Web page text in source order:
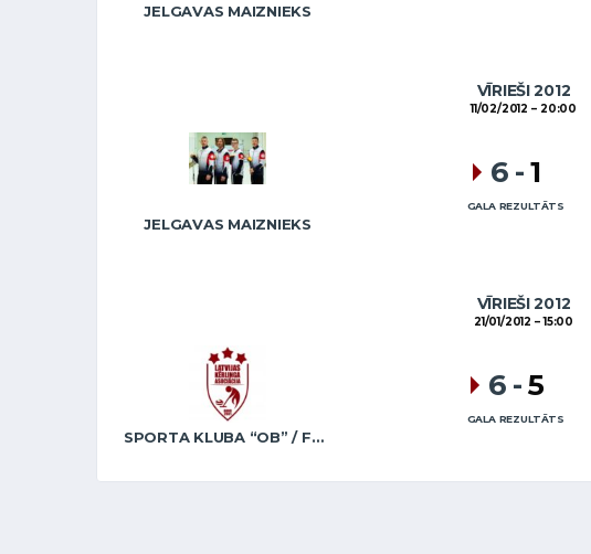
JELGAVAS MAIZNIEKS
VĪRIEŠI 2012
11/02/2012 20:00
JELGAVAS MAIZNIEKS
6 -1
GALA REZULTĀTS
VĪRIEŠI 2012
21/01/2012 15:00
SPORTA KLUBA “OB” / FREIDENSONS
6 -5
GALA REZULTĀTS